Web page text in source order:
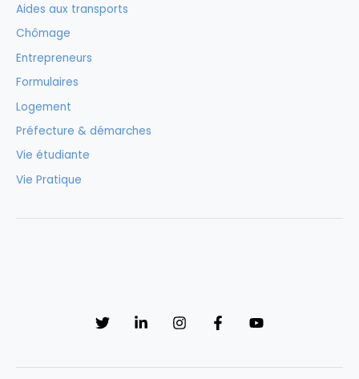
Aides aux transports
Chômage
Entrepreneurs
Formulaires
Logement
Préfecture & démarches
Vie étudiante
Vie Pratique